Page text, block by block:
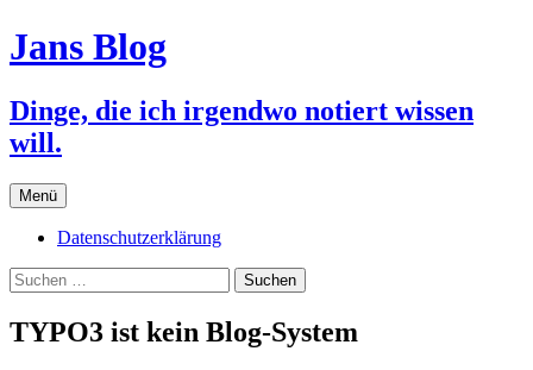
Jans Blog
Dinge, die ich irgendwo notiert wissen
will.
Menü Zum
Inhalt
springen
Datenschutzerklärung
Suchen
nach:
TYPO3 ist kein Blog-System